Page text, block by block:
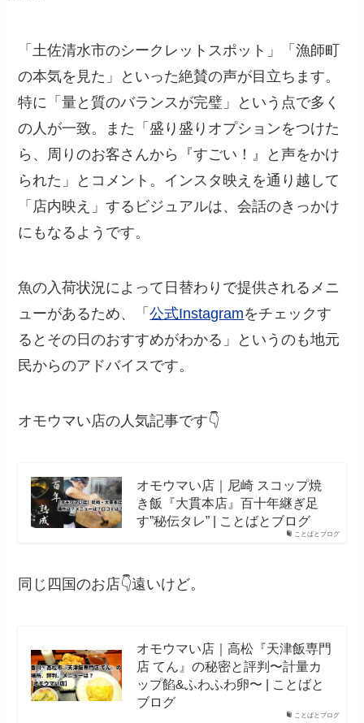
「土佐清水市のシークレットスポット」「漁師町
の本気を見た」といった絶賛の声が目立ちます。
特に「量と質のバランスが完璧」という点で多く
の人が一致。また「盛り盛りオプションをつけた
ら、周りのお客さんから『すごい！』と声をかけ
られた」とコメント。インスタ映えを通り越して
「店内映え」するビジュアルは、会話のきっかけ
にもなるようです。
魚の入荷状況によって日替わりで提供されるメニ
ューがあるため、「公式Instagramをチェックす
るとその日のおすすめがわかる」というのも地元
民からのアドバイスです。
オモウマい店の人気記事です👇
ことばとブログ
オモウマい店｜尼崎 スコップ焼
き飯『大貫本店』百十年継ぎ足
す”秘伝タレ” | ことばとブログ
同じ四国のお店👇遠いけど。
ことばとブログ
オモウマい店｜高松『天津飯専門
店 てん』の秘密と評判〜計量カ
ップ餡&ふわふわ卵〜 | ことばと
ブログ